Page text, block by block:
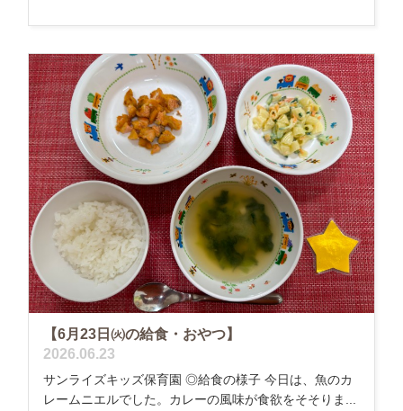
【6月23日㈫の給食・おやつ】
2026.06.23
サンライズキッズ保育園 ◎給食の様子 今日は、魚のカ
レームニエルでした。カレーの風味が食欲をそそりま...